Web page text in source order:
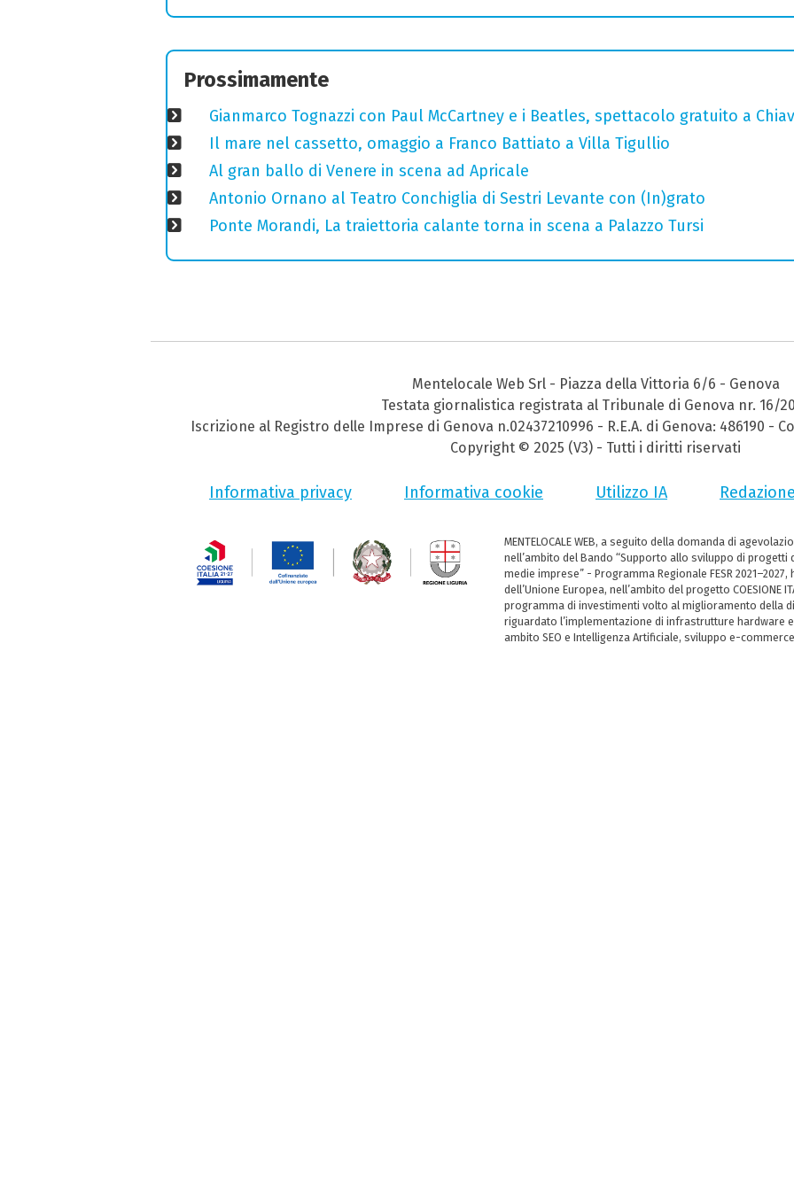
Prossimamente
Gianmarco Tognazzi con Paul McCartney e i Beatles, spettacolo gratuito a
Il mare nel cassetto, omaggio a Franco Battiato a Villa Tigullio
Al gran ballo di Venere in scena ad Apricale
Antonio Ornano al Teatro Conchiglia di Sestri Levante con (In)grato
Ponte Morandi, La traiettoria calante torna in scena a Palazzo Tursi
Mentelocale Web Srl - Piazza della Vittoria 6/6 - Genova
Testata giornalistica registrata al Tribunale di Genova nr. 16/
Iscrizione al Registro delle Imprese di Genova n.02437210996 - R.E.A. di Genova: 486190 -
Copyright © 2025 (V3) - Tutti i diritti riservati
Informativa privacy Informativa cookie Utilizzo IA
MENTELOCALE WEB, a seguito della domanda di
nell’ambito del Bando “Supporto allo sviluppo di
medie imprese” - Programma Regionale FESR
dell’Unione Europea, nell’ambito del progetto COESIONE
programma di investimenti volto al miglioramento della
riguardato l’implementazione di infrastrutture hardware
ambito SEO e Intelligenza Artificiale, sviluppo e-